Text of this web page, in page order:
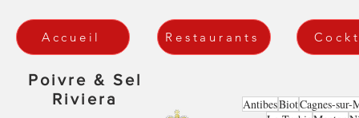
Accueil Restaurants
Poivre & Sel
Riviera
AntibesBiotCagnes-sur-